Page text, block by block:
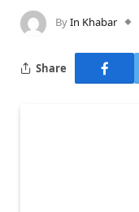
ByIn Khabar
Share